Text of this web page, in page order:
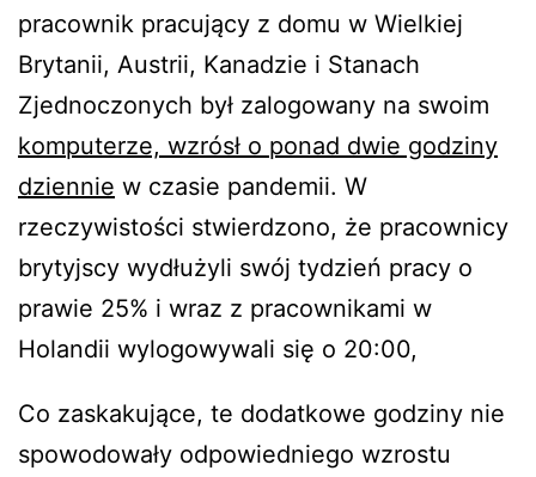
pracownik pracujący z domu w Wielkiej
Brytanii, Austrii, Kanadzie i Stanach
Zjednoczonych był zalogowany na swoim
komputerze, wzrósł o ponad dwie godziny
dziennie w czasie pandemii. W
rzeczywistości stwierdzono, że pracownicy
brytyjscy wydłużyli swój tydzień pracy o
prawie 25% i wraz z pracownikami w
Holandii wylogowywali się o 20:00,
Co zaskakujące, te dodatkowe godziny nie
spowodowały odpowiedniego wzrostu